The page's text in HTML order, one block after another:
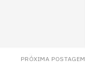
PRÓXIMA POSTAGEM